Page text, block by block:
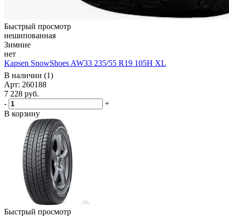
Быстрый просмотр
нешипованная
Зимние
нет
Kapsen SnowShoes AW33 235/55 R19 105H XL
В наличии (1)
Арт: 260188
7 228 руб.
-
+
В корзину
Быстрый просмотр